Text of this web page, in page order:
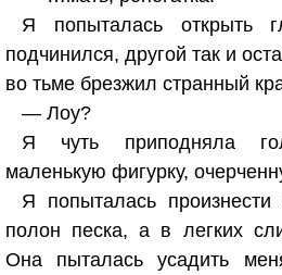
Я попыталась открыть
подчинился, другой так и
во тьме брезжил странный
— Лоу?
Я чуть приподняла
маленькую фигурку,
Я попыталась
полон песка, а в легких
Она пыталась усадить